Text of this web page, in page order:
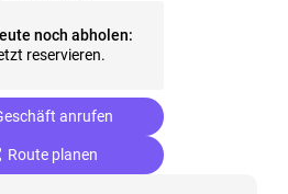
noch abholen:
reservieren.
anrufen
Route planen